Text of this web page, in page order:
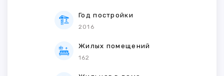
Год постройки
2016
Жилых помещений
162